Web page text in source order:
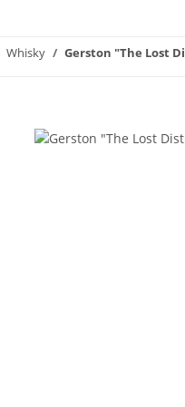
Whisky Gerston "The Lost